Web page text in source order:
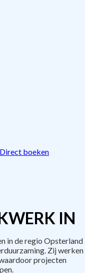
Direct boeken
IN
in de regio Opsterland
Zij werken
projecten